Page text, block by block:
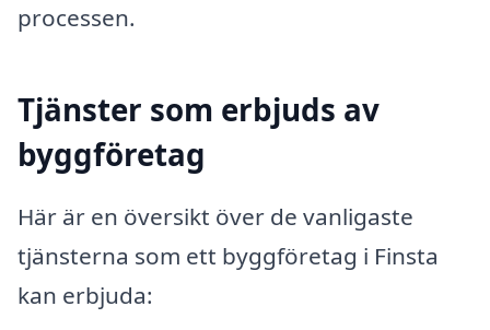
processen.
Tjänster som erbjuds av
byggföretag
Här är en översikt över de vanligaste
tjänsterna som ett byggföretag i Finsta
kan erbjuda: